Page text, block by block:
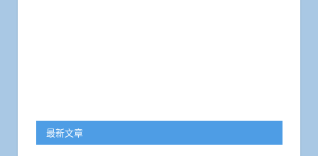
最新文章